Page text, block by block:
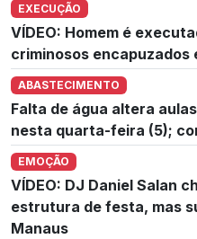
EXECUÇÃO
VÍDEO: Homem é
criminosos encapuzados
ABASTECIMENTO
Falta de água altera
nesta quarta-feira (5);
EMOÇÃO
VÍDEO: DJ Daniel Salan
estrutura de festa, mas
Manaus